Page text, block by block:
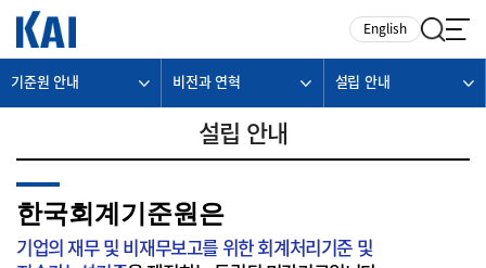
English
기준원 안내 비전과 연혁 설립 안내
설립 안내
한국회계기준원은
기업의 재무 및 비재무보고를 위한 회계처리기준 및